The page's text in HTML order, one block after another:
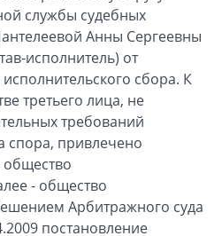
службы судебных
Анны Сергеевны
исполнитель) от
сбора. К
третьего лица, не
требований
спора, привлечено
общество
- общество
Арбитражного суда
постановление